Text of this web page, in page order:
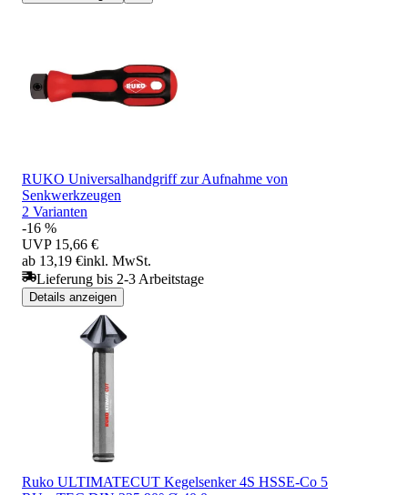
RUKO Universalhandgriff zur Aufnahme von
Senkwerkzeugen
2 Varianten
-16 %
UVP 15,66 €
ab 13,19 €inkl. MwSt.
Lieferung bis 2-3 Arbeitstage
Details anzeigen
Ruko ULTIMATECUT Kegelsenker 4S HSSE-Co 5